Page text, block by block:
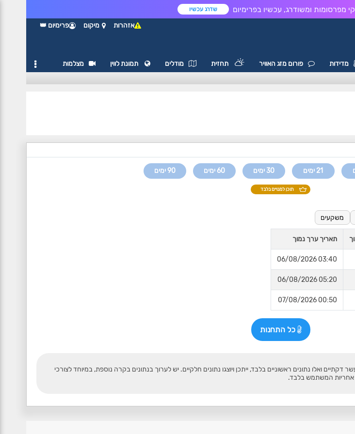
מפרסומות ומשודרג, עכשיו בפרימיום שדרג עכשיו
אזהרות מיקום פרימיום 👑
מדידות פורום מזג האוויר תחזית מודלים תמונת לווין מצלמות
21 ימים 30 ימים 60 ימים 90 ימים
תוכן למנויים בלבד
משקעים
תאריך ערך נמוך
03:40 06/08/2026
05:20 06/08/2026
00:50 07/08/2026
כל התחנות
ואלו נתונים ראשוניים בלבד, ייתכן ויוצגו נתונים חלקיים. יש לערוך בנתונים בקרה נוספת, במיוחד לצורכי
אחריות המשתמש בלבד.